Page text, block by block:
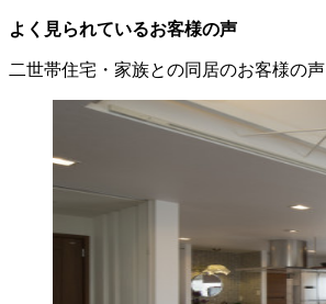
よく見られているお客様の声
二世帯住宅・家族との同居のお客様の声